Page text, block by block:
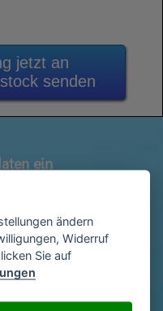
jetzt an
senden
ein
deine Adresse
ändern
Widerruf
Sie auf